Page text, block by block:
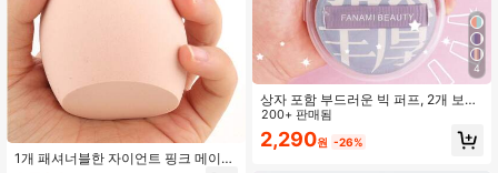
1개 패셔너블한 자이언트 핑크 메이크
4
상자 포함 부드러운 빅 퍼프, 2개 보관
함+2개 퍼프 방진함 부드러운 파우더
어플리케이터 전문 페이스 메이크업,
메이크업, 저렴한, 방 장식, 화장대, 여
200+ 판매됨
2,290원 -26%